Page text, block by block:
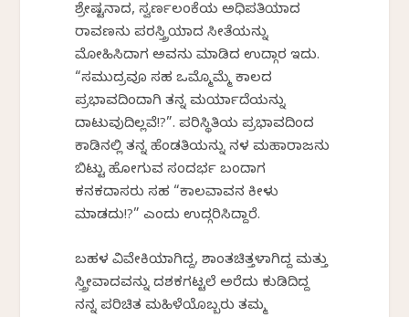
ಶ್ರೇಷ್ಟನಾದ, ಸ್ವರ್ಣಲಂಕೆಯ ಅಧಿಪತಿಯಾದ
ರಾವಣನು ಪರಸ್ತ್ರಿಯಾದ ಸೀತೆಯನ್ನು
ಮೋಹಿಸಿದಾಗ ಅವನು ಮಾಡಿದ ಉದ್ಗಾರ ಇದು.
“ಸಮುದ್ರವೂ ಸಹ ಒಮ್ಮೊಮ್ಮೆ ಕಾಲದ
ಪ್ರಭಾವದಿಂದಾಗಿ ತನ್ನ ಮರ್ಯಾದೆಯನ್ನು
ದಾಟುವುದಿಲ್ಲವೆ!?”. ಪರಿಸ್ಥಿತಿಯ ಪ್ರಭಾವದಿಂದ
ಕಾಡಿನಲ್ಲಿ ತನ್ನ ಹೆಂಡತಿಯನ್ನು ನಳ ಮಹಾರಾಜನು
ಬಿಟ್ಟು ಹೋಗುವ ಸಂದರ್ಭ ಬಂದಾಗ
ಕನಕದಾಸರು ಸಹ “ಕಾಲವಾವನ ಕೀಳು
ಮಾಡದು!?” ಎಂದು ಉದ್ಗರಿಸಿದ್ದಾರೆ.
ಬಹಳ ವಿವೇಕಿಯಾಗಿದ್ದ, ಶಾಂತಚಿತ್ತಳಾಗಿದ್ದ ಮತ್ತು
ಸ್ತ್ರೀವಾದವನ್ನು ದಶಕಗಟ್ಟಲೆ ಅರೆದು ಕುಡಿದಿದ್ದ
ನನ್ನ ಪರಿಚಿತ ಮಹಿಳೆಯೊಬ್ಬರು ತಮ್ಮ